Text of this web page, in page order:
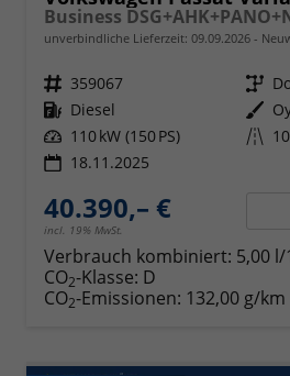
unverbindliche Lieferzeit: 09.09.2026
Fahrzeugnr. 359067 Getriebe
Kraftstoff Diesel Außenfarbe
Leistung 110 kW (150 PS) Kilometerstand
18.11.2025
40.390,– €
incl. 19% MwSt.
Verbrauch kombiniert: 5,00
CO2-Klasse: D
CO2-Emissionen: 132,00 g/km